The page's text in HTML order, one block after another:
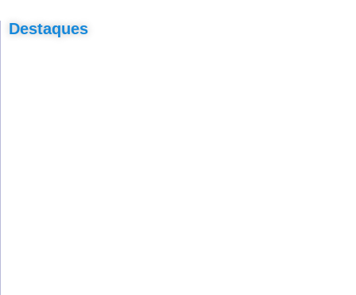
Destaques